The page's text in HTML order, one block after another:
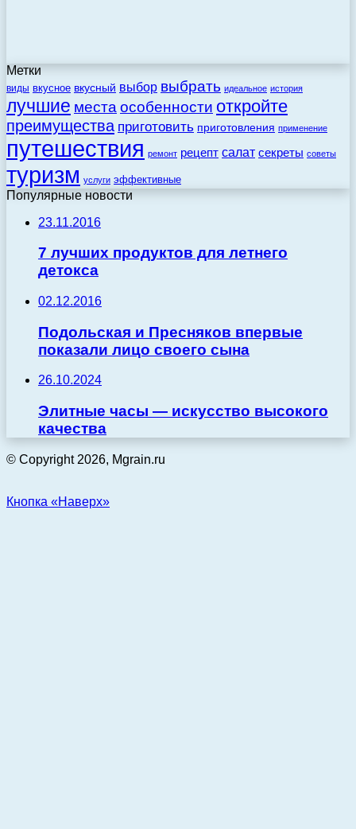
Метки
виды вкусное вкусный выбор выбрать идеальное история
лучшие места особенности откройте
преимущества приготовить приготовления применение
путешествия ремонт рецепт салат секреты советы
туризм услуги эффективные
Популярные новости
23.11.2016
7 лучших продуктов для летнего
детокса
02.12.2016
Подольская и Пресняков впервые
показали лицо своего сына
26.10.2024
Элитные часы — искусство высокого
качества
© Copyright 2026, Mgrain.ru
Кнопка «Наверх»